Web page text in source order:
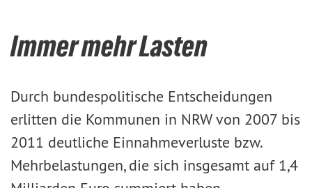
Immer mehr Lasten
Durch bundespolitische Entscheidungen
erlitten die Kommunen in NRW von 2007 bis
2011 deutliche Einnahmeverluste bzw.
Mehrbelastungen, die sich insgesamt auf 1,4